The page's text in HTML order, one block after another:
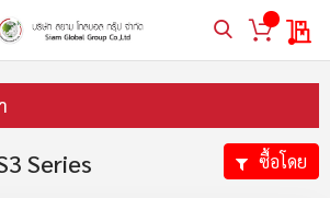
My
Series ซื้อโดย